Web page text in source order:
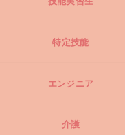
特定技能
エンジニア
介護